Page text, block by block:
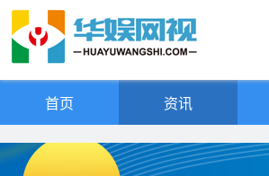
首页 资讯